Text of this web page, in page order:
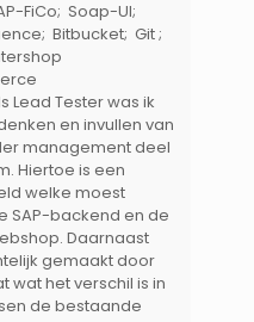
FiCo; Soap-UI;
Bitbucket; Git ;
Lead Tester was ik
en invullen van
management deel
Hiertoe is een
welke moest
SAP-backend en de
Daarnaast
gemaakt door
wat het verschil is in
de bestaande